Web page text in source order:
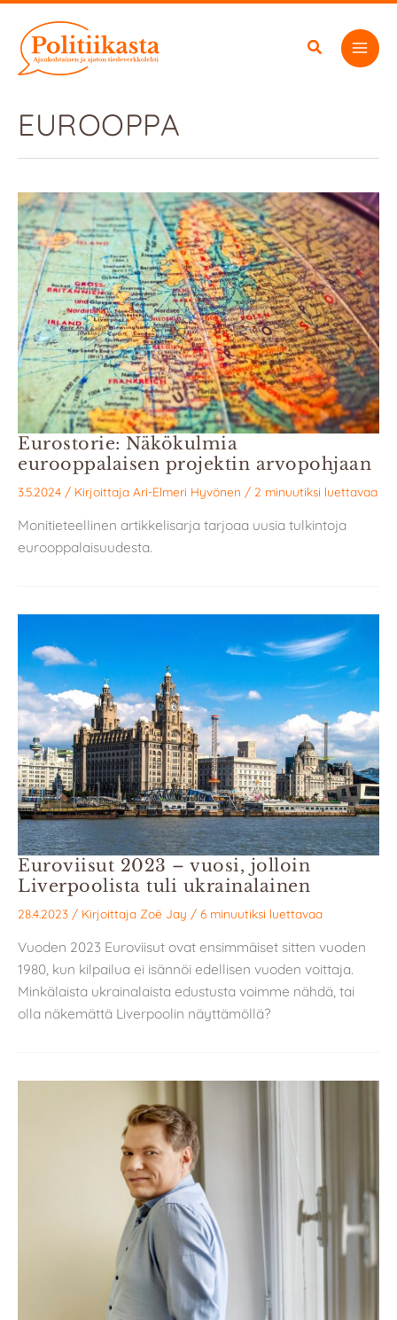
sisältöön
EUROOPPA
Eurostorie: Näkökulmia
eurooppalaisen projektin arvopohjaan
3.5.2024 / Kirjoittaja Ari-Elmeri Hyvönen / 2 minuutiksi luettavaa
Monitieteellinen artikkelisarja tarjoaa uusia tulkintoja
eurooppalaisuudesta.
Euroviisut 2023 – vuosi, jolloin
Liverpoolista tuli ukrainalainen
28.4.2023 / Kirjoittaja Zoë Jay / 6 minuutiksi luettavaa
Vuoden 2023 Euroviisut ovat ensimmäiset sitten vuoden
1980, kun kilpailua ei isännöi edellisen vuoden voittaja.
Minkälaista ukrainalaista edustusta voimme nähdä, tai
olla näkemättä Liverpoolin näyttämöllä?